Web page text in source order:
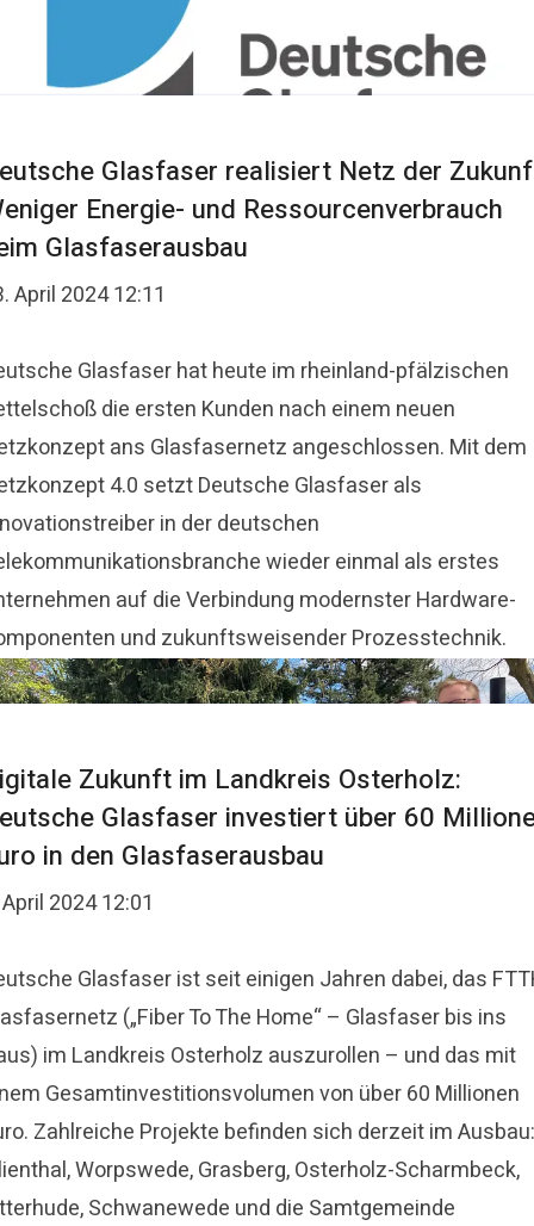
Glasfaser realisiert Netz der
Energie- und Ressourcenverbrauch
Glasfaserausbau
April 2024 12:11
Glasfaser hat heute im rheinland-pfälzischen
die ersten Kunden nach einem neuen
ans Glasfasernetz angeschlossen. Mit dem
4.0 setzt Deutsche Glasfaser als
in der deutschen
wieder einmal als erstes
auf die Verbindung modernster Hardware-
und zukunftsweisender Prozesstechnik.
Zukunft im Landkreis Osterholz:
Glasfaser investiert über 60
in den Glasfaserausbau
2024 12:01
Glasfaser ist seit einigen Jahren dabei, das
(„Fiber To The Home“ – Glasfaser bis ins
im Landkreis Osterholz auszurollen – und das mit
Gesamtinvestitionsvolumen von über 60 Millionen
Zahlreiche Projekte befinden sich derzeit im Ausbau:
Worpswede, Grasberg, Osterholz-Scharmbeck,
Schwanewede und die Samtgemeinde